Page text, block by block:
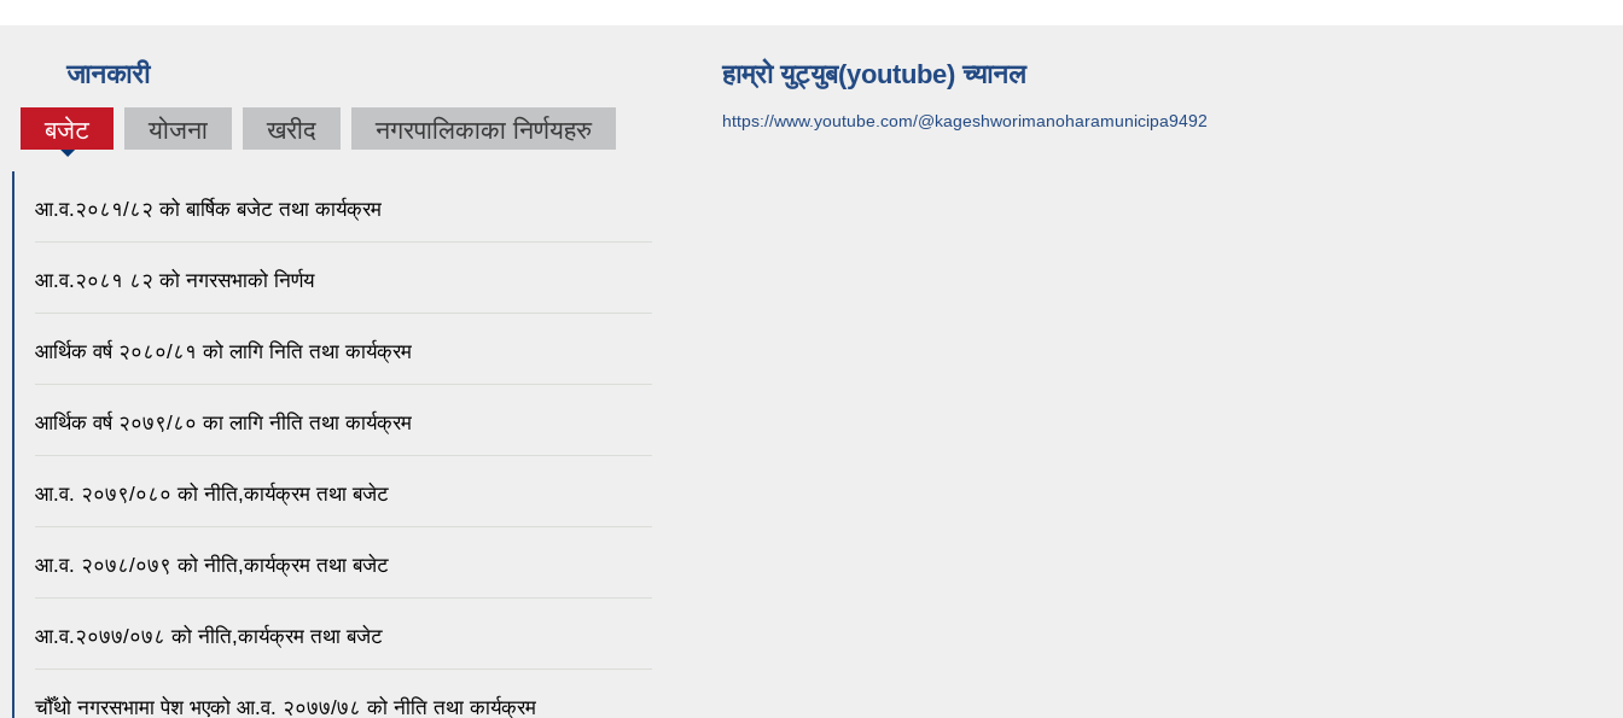
जानकारी
बजेट
(active
योजना खरीद नगरपालिकाका निर्णयहरु
आ.व.२०८१/८२ को बार्षिक बजेट तथा कार्यक्रम
आ.व.२०८१ ८२ को नगरसभाको निर्णय
आर्थिक वर्ष २०८०/८१ को लागि निति तथा कार्यक्रम
आर्थिक वर्ष २०७९/८० का लागि नीति तथा कार्यक्रम
आ.व. २०७९/०८० को नीति,कार्यक्रम तथा बजेट
आ.व. २०७८/०७९ को नीति,कार्यक्रम तथा बजेट
आ.व.२०७७/०७८ को नीति,कार्यक्रम तथा बजेट
चौँथो नगरसभामा पेश भएको आ.व. २०७७/७८ को नीति तथा कार्यक्रम
हाम्रो युट्युब(youtube) च्यानल
https://www.youtube.com/@kageshworimanoharamunicipa9492